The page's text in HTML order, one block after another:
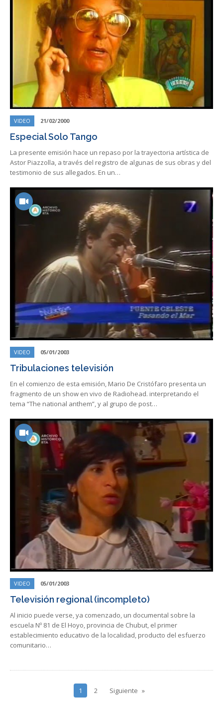
VIDEO 21/02/2000
Especial Solo Tango
La presente emisión hace un repaso por la trayectoria artística de
Astor Piazzolla, a través del registro de algunas de sus obras y del
testimonio de sus allegados. En un…
VIDEO 05/01/2003
Tribulaciones televisión
En el comienzo de esta emisión, Mario De Cristófaro presenta un
fragmento de un show en vivo de Radiohead. interpretando el
tema “The national anthem”, y al grupo de post…
VIDEO 05/01/2003
Televisión regional (incompleto)
Al inicio puede verse, ya comenzado, un documental sobre la
escuela Nº 81 de El Hoyo, provincia de Chubut, el primer
establecimiento educativo de la localidad, producto del esfuerzo
comunitario…
1 2 Siguiente